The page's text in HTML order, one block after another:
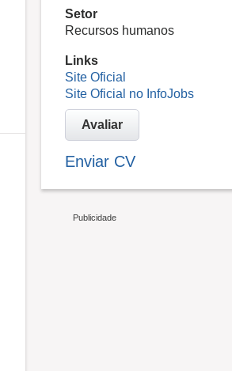
Setor
Recursos humanos
Links
Site Oficial
Site Oficial no InfoJobs
Avaliar
Enviar CV